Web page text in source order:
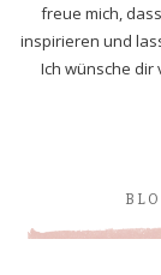
freue mich,
inspirieren und
Ich wünsche dir